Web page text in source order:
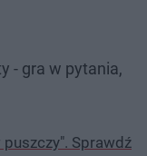
- gra w pytania,
puszczy". Sprawdź